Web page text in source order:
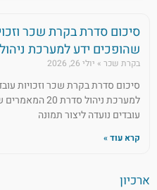
שהופכים ידע למערכת ניהול
בקרת שכר יולי 26, 2026
למערכת ניהול
עובדים נועדה ליצור תמונה
קרא עוד »
ארכיון